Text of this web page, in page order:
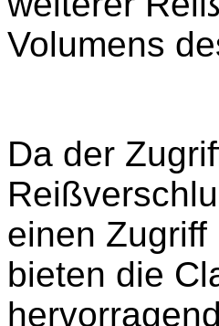
Volumens
Da der
einen
bieten die